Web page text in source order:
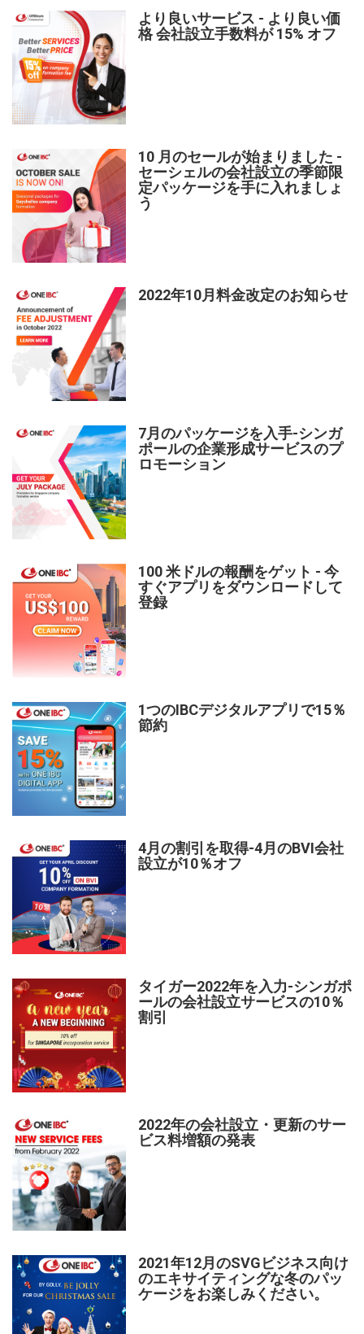
より良いサービス - より良い価
格 会社設立手数料が 15% オフ
10 月のセールが始まりました -
セーシェルの会社設立の季節限
定パッケージを手に入れましょ
う
2022年10月料金改定のお知らせ
7月のパッケージを入手-シンガ
ポールの企業形成サービスのプ
ロモーション
100 米ドルの報酬をゲット - 今
すぐアプリをダウンロードして
登録
1つのIBCデジタルアプリで15％
節約
4月の割引を取得-4月のBVI会社
設立が10％オフ
タイガー2022年を入力-シンガポ
ールの会社設立サービスの10％
割引
2022年の会社設立・更新のサー
ビス料増額の発表
2021年12月のSVGビジネス向け
のエキサイティングな冬のパッ
ケージをお楽しみください。